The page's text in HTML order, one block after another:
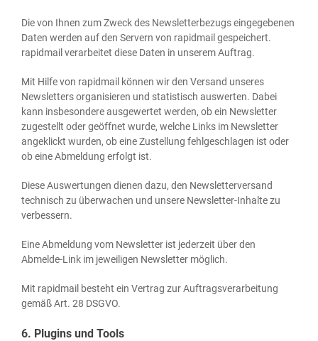
Die von Ihnen zum Zweck des News­let­ter­be­zugs ein­ge­ge­be­nen
Daten wer­den auf den Ser­vern von rapidmail gespei­chert.
rapidmail ver­ar­bei­tet die­se Daten in unse­rem Auftrag.
Mit Hil­fe von rapidmail kön­nen wir den Ver­sand unse­res
News­let­ters orga­ni­sie­ren und sta­tis­tisch aus­wer­ten. Dabei
kann ins­be­son­de­re aus­ge­wer­tet wer­den, ob ein News­let­ter
zuge­stellt oder geöff­net wur­de, wel­che Links im News­let­ter
ange­klickt wur­den, ob eine Zustel­lung fehl­ge­schla­gen ist oder
ob eine Abmel­dung erfolgt ist.
Die­se Aus­wer­tun­gen die­nen dazu, den News­let­ter­ver­sand
tech­nisch zu über­wa­chen und unse­re News­let­ter-Inhal­te zu
verbessern.
Eine Abmel­dung vom News­let­ter ist jeder­zeit über den
Abmel­de-Link im jewei­li­gen News­let­ter möglich.
Mit rapidmail besteht ein Ver­trag zur Auf­trags­ver­ar­bei­tung
gemäß Art. 28 DSGVO.
6. Plugins und Tools